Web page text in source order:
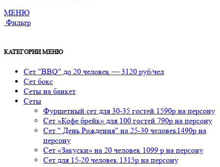
МЕНЮ
Фильтр
КАТЕГОРИИ МЕНЮ
Сет "BBQ" до 20 человек — 3120 руб/чел
Сет бокс
Сеты на банкет
Сеты
Фуршетный сет для 30-35 гостей 1590р на персону
Сет «Кофе брейк» для 100 гостей 790р на персону
Сет " День Рождения" на 25-30 человек1490р на
персону
Сет «Закуски» на 20 человек 1099 р на персону
Сет для 15-20 человек 1315р на персону